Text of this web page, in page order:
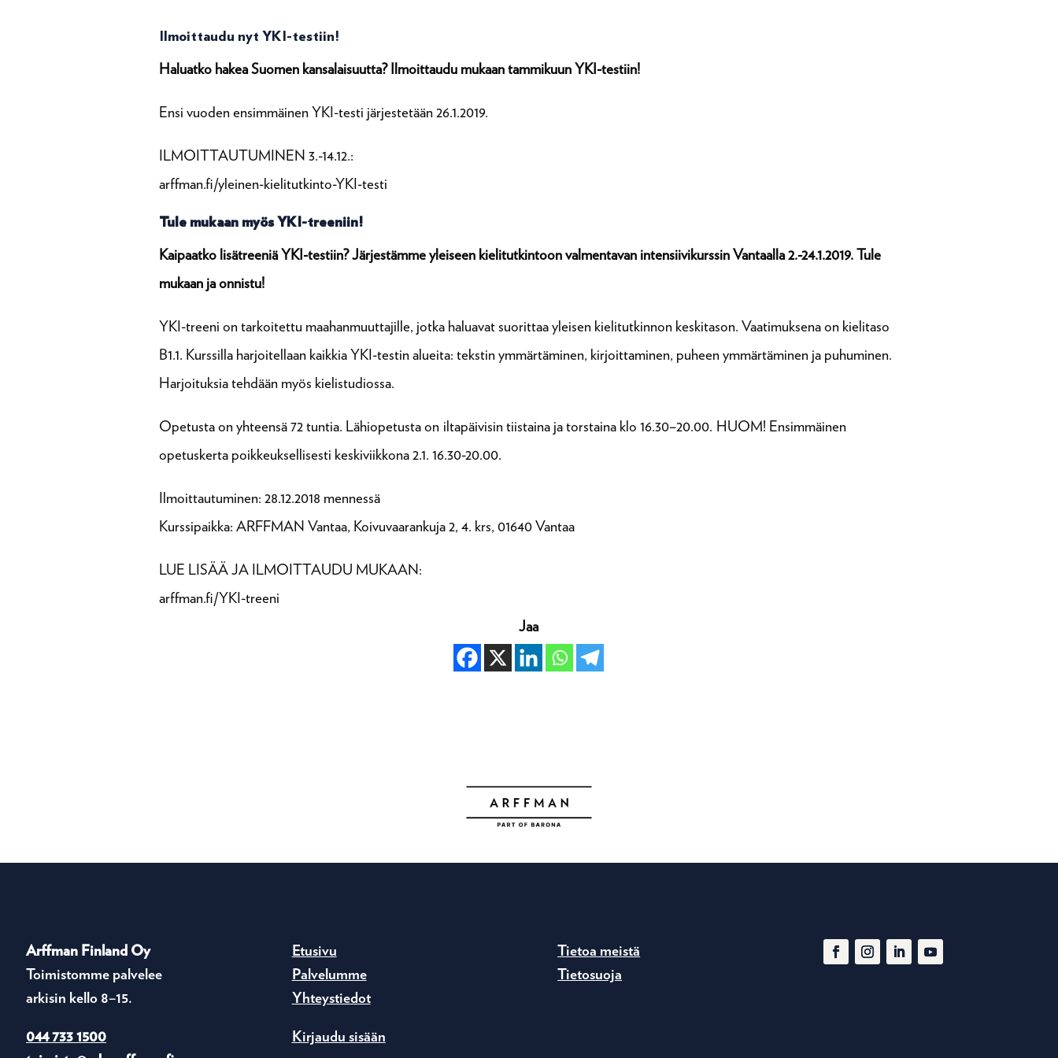
Ilmoittaudu nyt YKI-testiin!
Haluatko hakea Suomen kansalaisuutta? Ilmoittaudu mukaan tammikuun YKI-testiin!
Ensi vuoden ensimmäinen YKI-testi järjestetään 26.1.2019.
ILMOITTAUTUMINEN 3.-14.12.:
arffman.fi/yleinen-kielitutkinto-YKI-testi
Tule mukaan myös YKI-treeniin!
Kaipaatko lisätreeniä YKI-testiin? Järjestämme yleiseen kielitutkintoon valmentavan intensiivikurssin Vantaalla 2.-24.1.2019. Tule
mukaan ja onnistu!
YKI-treeni on tarkoitettu maahanmuuttajille, jotka haluavat suorittaa yleisen kielitutkinnon keskitason. Vaatimuksena on kielitaso
B1.1. Kurssilla harjoitellaan kaikkia YKI-testin alueita: tekstin ymmärtäminen, kirjoittaminen, puheen ymmärtäminen ja puhuminen.
Harjoituksia tehdään myös kielistudiossa.
Opetusta on yhteensä 72 tuntia. Lähiopetusta on iltapäivisin tiistaina ja torstaina klo 16.30–20.00. HUOM! Ensimmäinen
opetuskerta poikkeuksellisesti keskiviikkona 2.1. 16.30-20.00.
Ilmoittautuminen: 28.12.2018 mennessä
Kurssipaikka: ARFFMAN Vantaa, Koivuvaarankuja 2, 4. krs, 01640 Vantaa
LUE LISÄÄ JA ILMOITTAUDU MUKAAN:
arffman.fi/YKI-treeni
Jaa
Arffman Finland Oy
Toimistomme palvelee
arkisin kello 8–15.
044 733 1500
Etusivu
Palvelumme
Yhteystiedot
Kirjaudu sisään
Tietoa meistä
Tietosuoja